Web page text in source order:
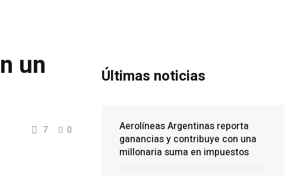
un
7 0
Últimas noticias
Aerolíneas Argentinas reporta
ganancias y contribuye con una
millonaria suma en impuestos